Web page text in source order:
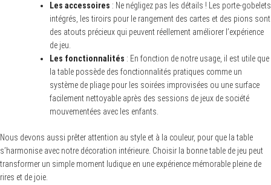
Les accessoires : Ne négligez pas les détails ! Les porte-gobelets
intégrés, les tiroirs pour le rangement des cartes et des pions sont
des atouts précieux qui peuvent réellement améliorer l’expérience
de jeu.
Les fonctionnalités : En fonction de notre usage, il est utile que
la table possède des fonctionnalités pratiques comme un
système de pliage pour les soirées improvisées ou une surface
facilement nettoyable après des sessions de jeux de société
mouvementées avec les enfants.
Nous devons aussi prêter attention au style et à la couleur, pour que la table
s’harmonise avec notre décoration intérieure. Choisir la bonne table de jeu peut
transformer un simple moment ludique en une expérience mémorable pleine de
rires et de joie.